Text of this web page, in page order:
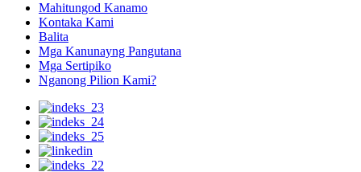
Mahitungod Kanamo
Kontaka Kami
Balita
Mga Kanunayng Pangutana
Mga Sertipiko
Nganong Pilion Kami?